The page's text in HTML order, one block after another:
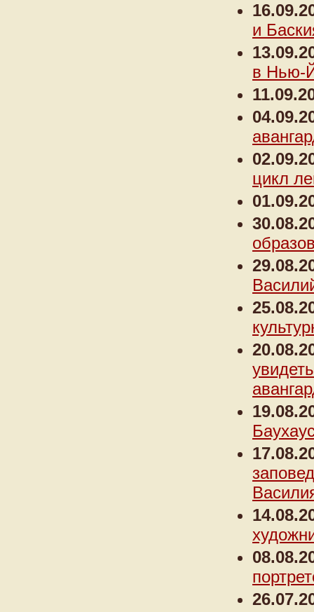
и
в Нью-
цикл